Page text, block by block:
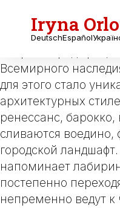
Iryna
DeutschEspañol
Если вы
историей, эта
Всемирного
для этого стало
архитектурных
ренессанс,
сливаются
городской
напоминает
постепенно
непременно ведут